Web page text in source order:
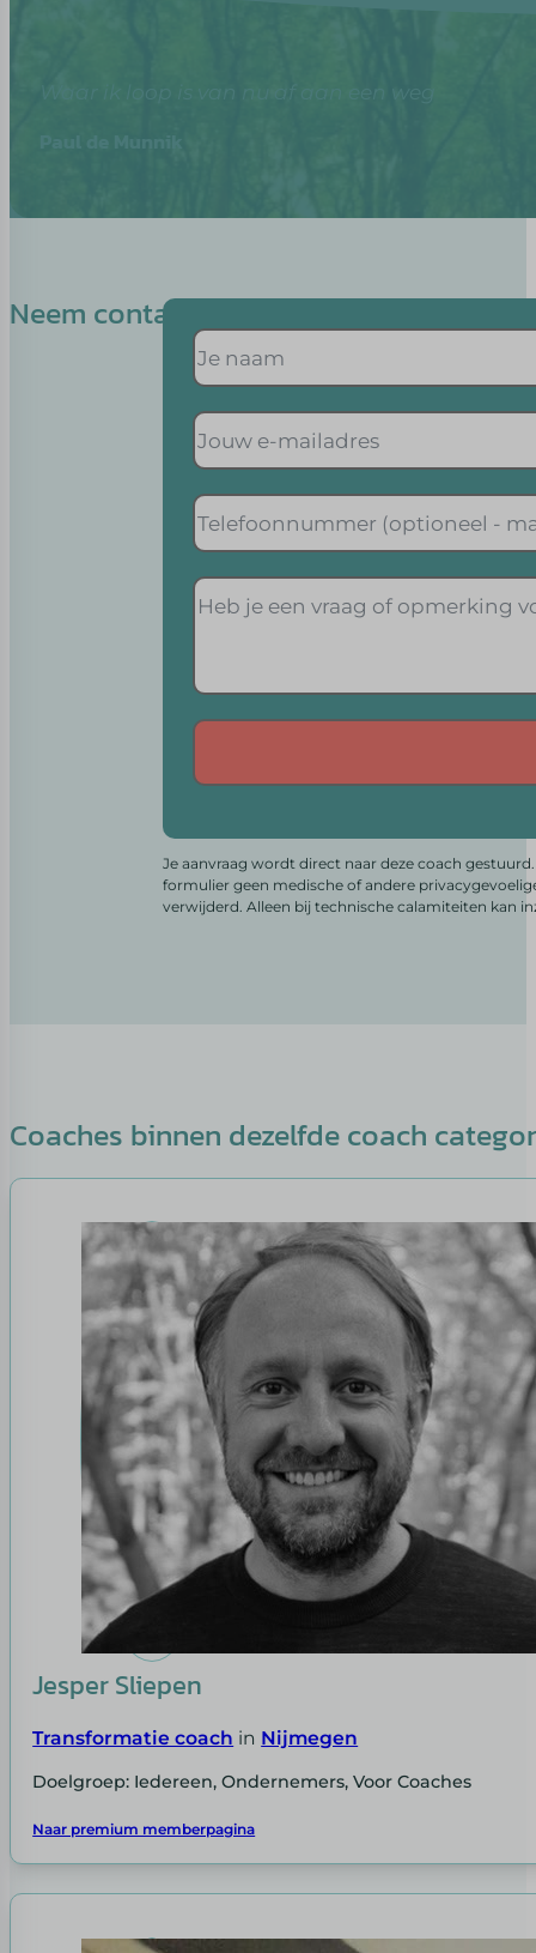
Neem contact op met Stieneke
Je aanvraag wordt direct naar deze coach
formulier geen medische of andere
verwijderd. Alleen bij technische calamiteiten kan
Coaches binnen dezelfde coach
Jesper Sliepen
Transformatie coach in Nijmegen
Doelgroep: Iedereen, Ondernemers, Voor Coaches
Naar premium memberpagina